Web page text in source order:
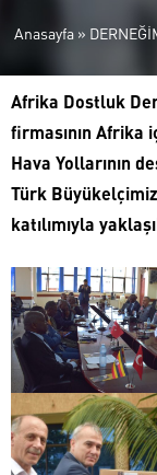
Anasayfa »
Afrika Dostluk
firmasının Afrika
Hava Yollarının
Türk
katılımıyla